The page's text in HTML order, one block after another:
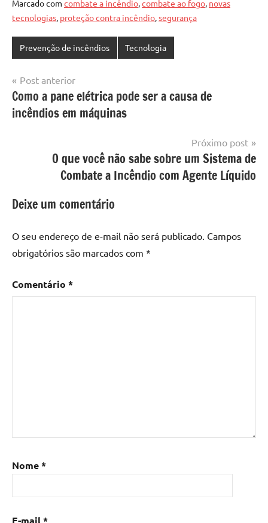
Marcado com combate a incêndio,combate ao fogo, novas
tecnologias, proteção contra incêndio,segurança
Prevenção de incêndios Tecnologia
Navegação
de
Post
Post anterior
Como a pane elétrica pode ser a causa de
incêndios em máquinas
Próximo post
O que você não sabe sobre um Sistema de
Combate a Incêndio com Agente Líquido
Deixe um comentário
O seu endereço de e-mail não será publicado. Campos
obrigatórios são marcados com *
Comentário *
Nome*